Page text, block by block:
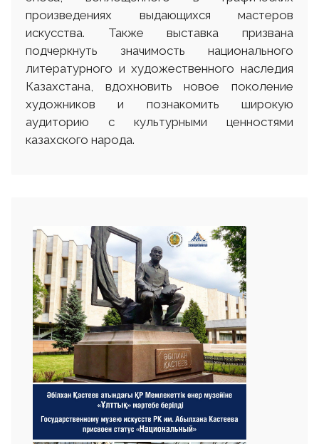
произведениях выдающихся мастеров
искусства. Также выставка призвана
подчеркнуть значимость национального
литературного и художественного наследия
Казахстана, вдохновить новое поколение
художников и познакомить широкую
аудиторию с культурными ценностями
казахского народа.